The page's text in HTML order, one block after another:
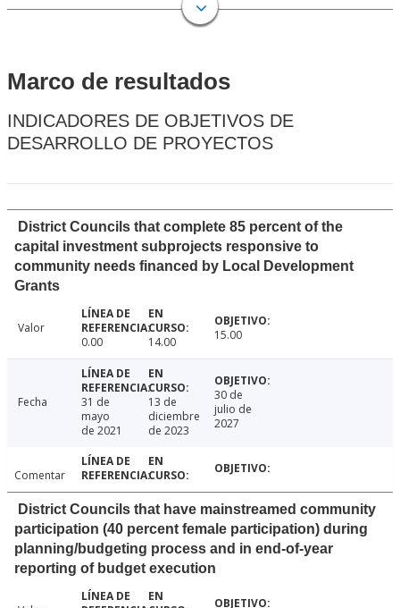
Marco de resultados
INDICADORES DE OBJETIVOS DE
DESARROLLO DE PROYECTOS
District Councils that complete 85 percent of the
capital investment subprojects responsive to
community needs financed by Local Development
Grants
Valor
0.00
14.00 15.00
Fecha
31 de
mayo
de 2021
13 de
diciembre
de 2023
30 de
julio de
2027
Comentar
District Councils that have mainstreamed community
participation (40 percent female participation) during
planning/budgeting process and in end-of-year
reporting of budget execution